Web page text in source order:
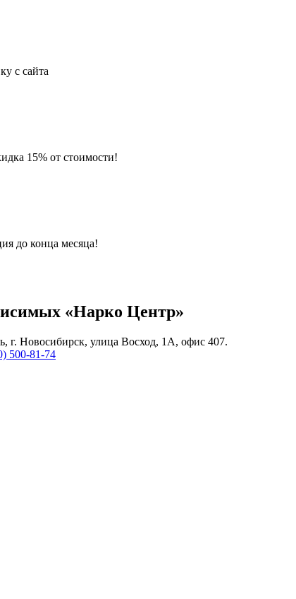
с сайта
15% от стоимости!
до конца месяца!
«Нарко Центр»
г. Новосибирск, улица Восход, 1А, офис 407.
500-81-74